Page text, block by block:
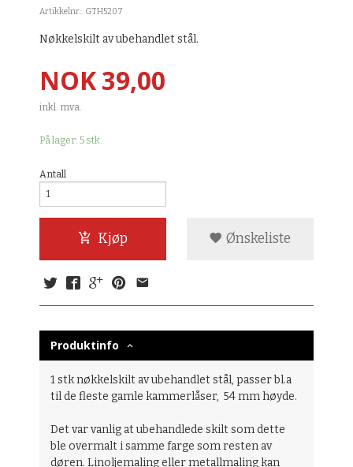
Artikkelnr.: GTH5207
Nøkkelskilt av ubehandlet stål.
Pris
NOK39,00
inkl. mva.
På lager: 5 stk.
Antall
Kjøp Ønskeliste
Produktinfo
1 stk nøkkelskilt av ubehandlet stål, passer bl.a
til de fleste gamle kammerlåser, 54 mm høyde.
Det var vanlig at ubehandlede skilt som dette
ble overmalt i samme farge som resten av
døren. Linoljemaling eller metallmaling kan